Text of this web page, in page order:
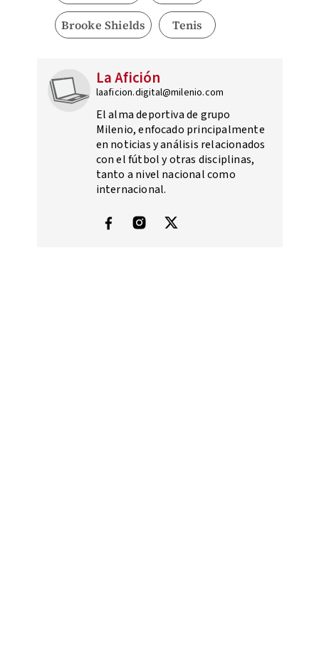
Brooke Shields Tenis
La Afición
laaficion.digital@milenio.com
El alma deportiva de grupo
Milenio, enfocado principalmente
en noticias y análisis relacionados
con el fútbol y otras disciplinas,
tanto a nivel nacional como
internacional.